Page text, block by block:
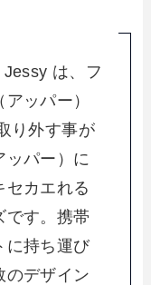
は、フ
ッパー）
り外す事が
ッパー）に
セカエれる
です。携帯
に持ち運び
のデザイン